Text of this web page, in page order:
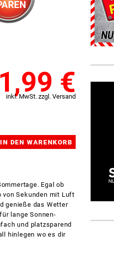
€
inkl. MwSt. zzgl. Versand
Egal ob
von Sekunden mit Luft
genieße das Wetter
lange Sonnen-
und platzsparend
hinlegen wo es dir